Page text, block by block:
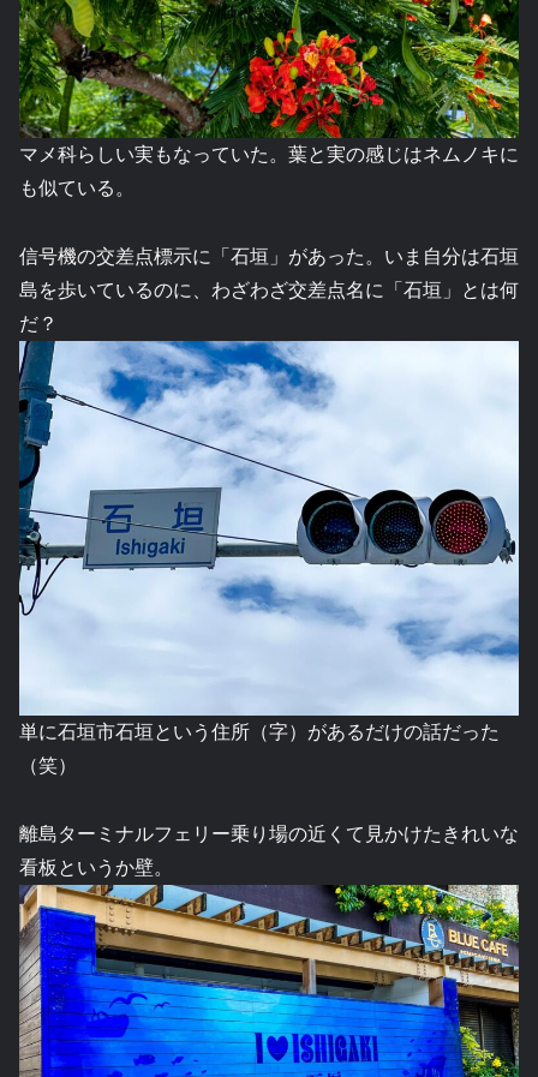
マメ科らしい実もなっていた。葉と実の感じはネムノキに
も似ている。
信号機の交差点標示に「石垣」があった。いま自分は石垣
島を歩いているのに、わざわざ交差点名に「石垣」とは何
だ？
単に石垣市石垣という住所（字）があるだけの話だった
（笑）
離島ターミナルフェリー乗り場の近くて見かけたきれいな
看板というか壁。